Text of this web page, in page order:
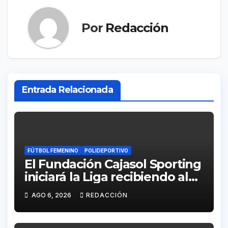
Por Redacción
Entrada Relacionada
FÚTBOL FEMENINO POLIDEPORTIVO
El Fundación Cajasol Sporting
iniciará la Liga recibiendo al
Cacereño Atlético
AGO 6, 2026 REDACCIÓN